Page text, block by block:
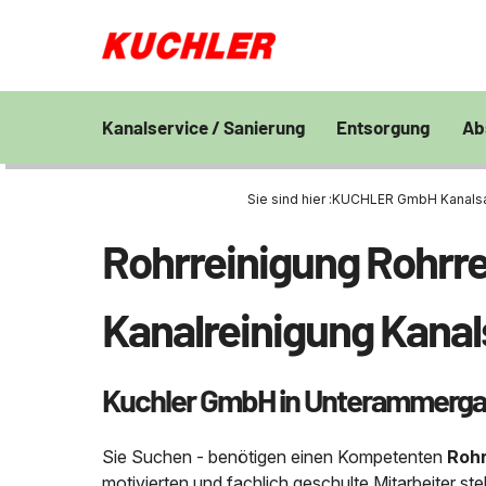
Kanalservice / Sanierung
Kanalsanierung Großprofilsanierung
Grubenentleerung
24h Notdienst
Umpumpen
Entsorgung
Entsorgung und
von Bohrschlamm
Saugwagen
Unternehmen
Stellenangebote
Kontakt
Sie sind hier :KUCHLER GmbH
Rohrreinigung
Kanalreinigung
Kuchler GmbH in
Sie Suchen - benötigen einen Kompetenten